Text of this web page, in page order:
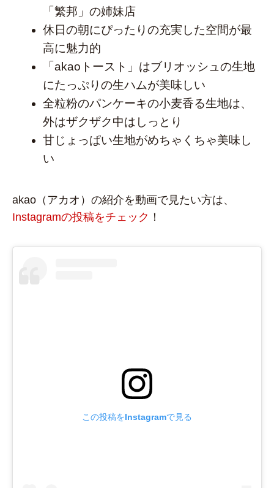
「繁邦」の姉妹店
休日の朝にぴったりの充実した空間が最
高に魅力的
「akaoトースト」はブリオッシュの生地
にたっぷりの生ハムが美味しい
全粒粉のパンケーキの小麦香る生地は、
外はザクザク中はしっとり
甘じょっぱい生地がめちゃくちゃ美味し
い
akao（アカオ）の紹介を動画で見たい方は、
Instagramの投稿をチェック ！
この投稿をInstagramで見る